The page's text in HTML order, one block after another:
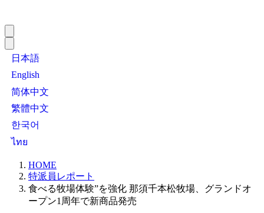
日本語
English
简体中文
繁體中文
한국어
ไทย
HOME
特派員レポート
食べる牧場体験”を強化 那須千本松牧場、グランドオ
ープン1周年で新商品発売